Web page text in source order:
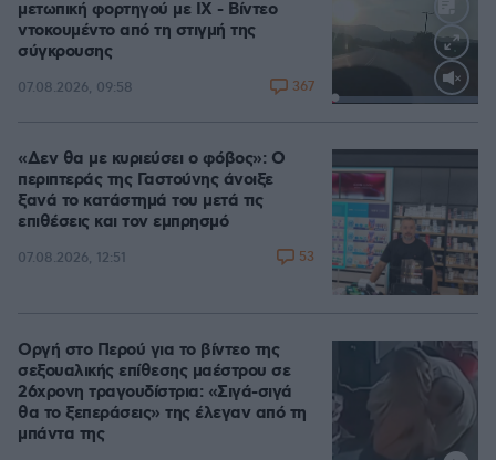
Loaded:
μετωπική φορτηγού με ΙΧ - Βίντεο
ντοκουμέντο από τη στιγμή της
σύγκρουσης
07.08.2026, 09:58 367
«Δεν θα με κυριεύσει ο φόβος»: Ο
περιπτεράς της Γαστούνης άνοιξε
ξανά το κατάστημά του μετά τις
επιθέσεις και τον εμπρησμό
07.08.2026, 12:51 53
Οργή στο Περού για το βίντεο της
σεξουαλικής επίθεσης μαέστρου σε
26χρονη τραγουδίστρια: «Σιγά-σιγά
θα το ξεπεράσεις» της έλεγαν από τη
μπάντα της